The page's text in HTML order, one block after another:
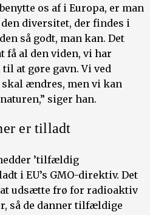
os af i Europa, er man
diversitet, der findes i
så godt, man kan. Det
få al den viden, vi har
at gøre gavn. Vi ved
ændres, men vi kan
siger han.
er tilladt
’tilfældig
i EU’s GMO-direktiv. Det
udsætte frø for radioaktiv
så de danner tilfældige